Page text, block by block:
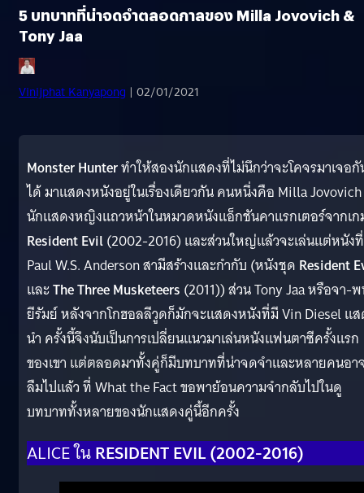
5 บทบาทที่น่าจดจำตลอดกาลของ Milla Jovovich &
Tony Jaa
Vinijphat Kanyapong | 02/01/2021
Monster Hunterทำให้สองนักแสดงที่ไม่นึกว่าจะโคจรมาเจอ
ได้ มาแสดงหนังอยู่ในเรื่องเดียวกัน คนหนึ่งคือ Milla Jovovich
นักแสดงหญิงแถวหน้าในหมวดหนังแอ็กชันคาแรกเตอร์จากเ
Resident Evil(2002-2016) และส่วนใหญ่แล้วจะเล่นแต่หนังที่
Paul W.S. Anderson สามีสร้างและกำกับ (หนังชุด Resident
และThe Three Musketeers (2011)) ส่วน Tony Jaa หรือจา-
ยีรัมย์ หลังจากโกฮอลลีวูดก็มักจะแสดงหนังที่มี Vin Diesel แ
นำ ครั้งนี้จึงนับเป็นการเปลี่ยนแนวมาเล่นหนังแฟนตาซีครั้งแรก
ของเขา แต่ตลอดมาทั้งคู่ก็มีบทบาทที่น่าจดจำและหลายคนอา
ลืมไปแล้ว ที่ What the Fact ขอพาย้อนความจำกลับไปในดู
บทบาททั้งหลายของนักแสดงคู่นี้อีกครั้ง
ALICE ในRESIDENT EVIL (2002-2016)